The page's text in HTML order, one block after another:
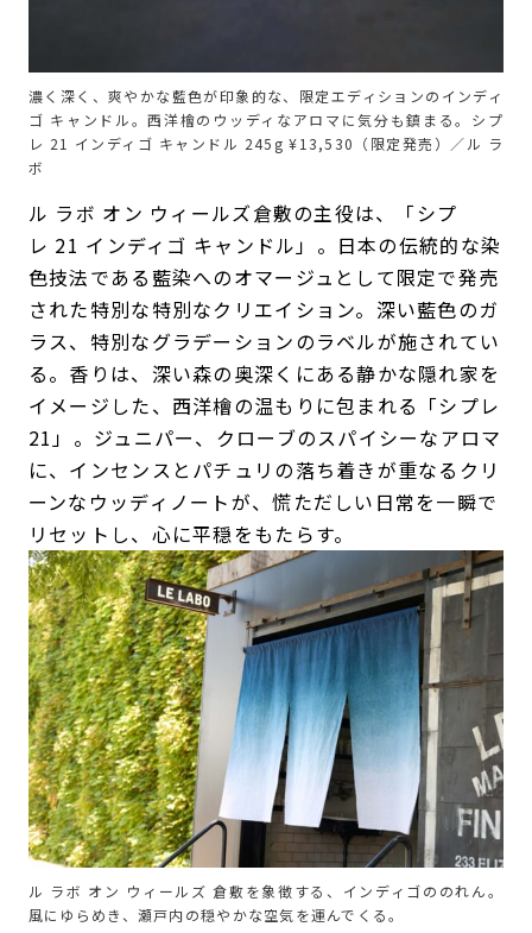
濃く深く、爽やかな藍色が印象的な、限定エディションのインディ
ゴ キャンドル。西洋檜のウッディなアロマに気分も鎮まる。シプ
レ 21 インディゴ キャンドル 245g ¥13,530（限定発売）／ル ラ
ボ
ル ラボ オン ウィールズ倉敷の主役は、「シプ
レ 21 インディゴ キャンドル」。日本の伝統的な染
色技法である藍染へのオマージュとして限定で発売
された特別な特別なクリエイション。深い藍色のガ
ラス、特別なグラデーションのラベルが施されてい
る。香りは、深い森の奥深くにある静かな隠れ家を
イメージした、西洋檜の温もりに包まれる「シプレ
21」。ジュニパー、クローブのスパイシーなアロマ
に、インセンスとパチュリの落ち着きが重なるクリ
ーンなウッディノートが、慌ただしい日常を一瞬で
リセットし、心に平穏をもたらす。
ル ラボ オン ウィールズ 倉敷を象徴する、インディゴののれん。
風にゆらめき、瀬戸内の穏やかな空気を運んでくる。